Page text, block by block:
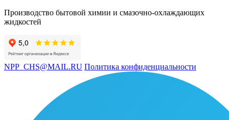
Производство бытовой химии и смазочно-охлаждающих
жидкостей
NPP_CHS@MAIL.RU Политика конфиденциальности